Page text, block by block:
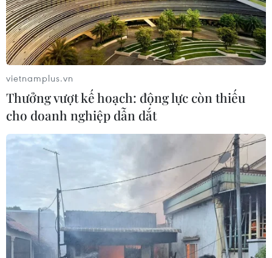
Nga và Ukraine tiếp tục tấn
công qua lại, thương vong không
ngừng gia tăng
04/08/2026 15:54
Pháp ghi nhận tháng 7 nóng nhất
trong lịch sử
04/08/2026 15:17
Tây Ban Nha phát trực tiếp nhật thực
toàn phần từ độ cao 9.000 m
04/08/2026 13:23
vietnamplus.vn
Thưởng vượt kế hoạch: động lực còn thiếu
cho doanh nghiệp dẫn dắt